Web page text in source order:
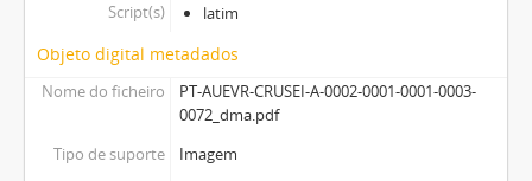
Script(s)
latim
Objeto digital metadados
Nome do ficheiro
PT-AUEVR-CRUSEI-A-0002-0001-0001-0003-
0072_dma.pdf
Tipo de suporte
Imagem